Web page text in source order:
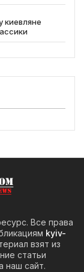
киевляне
Все права
kyiv-
взят из
статьи
наш сайт.